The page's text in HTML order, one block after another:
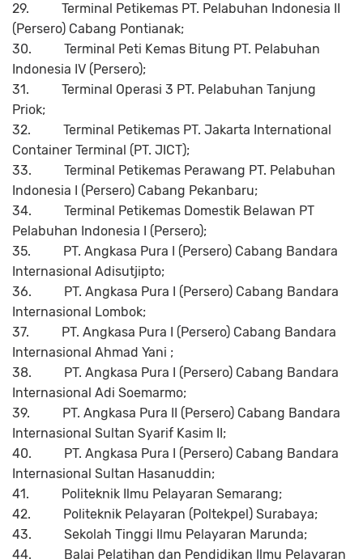
29.
Terminal Petikemas PT. Pelabuhan Indonesia II
(Persero) Cabang Pontianak;
30.
Terminal Peti Kemas Bitung PT. Pelabuhan
Indonesia IV (Persero);
31.
Terminal Operasi 3 PT. Pelabuhan Tanjung
Priok;
32.
Terminal Petikemas PT. Jakarta International
Container Terminal (PT. JICT);
33.
Terminal Petikemas Perawang PT. Pelabuhan
Indonesia I (Persero) Cabang Pekanbaru;
34.
Terminal Petikemas Domestik Belawan PT
Pelabuhan Indonesia I (Persero);
35.
PT. Angkasa Pura I (Persero) Cabang Bandara
Internasional Adisutjipto;
36.
PT. Angkasa Pura I (Persero) Cabang Bandara
Internasional Lombok;
37.
PT. Angkasa Pura I (Persero) Cabang Bandara
Internasional Ahmad Yani ;
38.
PT. Angkasa Pura I (Persero) Cabang Bandara
Internasional Adi Soemarmo;
39.
PT. Angkasa Pura II (Persero) Cabang Bandara
Internasional Sultan Syarif Kasim II;
40.
PT. Angkasa Pura I (Persero) Cabang Bandara
Internasional Sultan Hasanuddin;
41.
Politeknik Ilmu Pelayaran Semarang;
42.
Politeknik Pelayaran (Poltekpel) Surabaya;
43.
Sekolah Tinggi Ilmu Pelayaran Marunda;
44.
Balai Pelatihan dan Pendidikan Ilmu Pelayaran